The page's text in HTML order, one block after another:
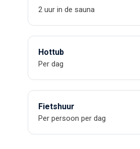
2 uur in de sauna
Hottub
Per dag
Fietshuur
Per persoon per dag